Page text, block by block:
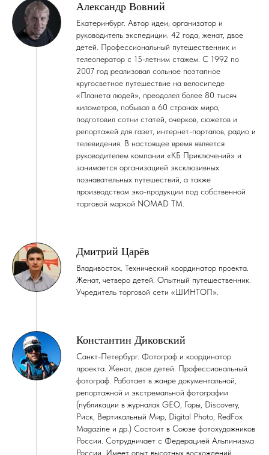
Александр Вовний
Екатеринбург. Автор идеи, организатор и
руководитель экспедиции. 42 года, женат, двое
детей. Профессиональный путешественник и
телеоператор с 15-летним стажем. С 1992 по
2007 год реализовал сольное поэтапное
кругосветное путешествие на велосипеде
«Планета людей», преодолел более 80 тысяч
километров, побывал в 60 странах мира,
подготовил сотни статей, очерков, сюжетов и
репортажей для газет, интернет-порталов, радио и
телевидения. В настоящее время является
руководителем компании «КБ Приключений» и
занимается организацией эксклюзивных
познавательных путешествий, а также
производством эко-продукции под собственной
торговой маркой NOMAD TM.
Дмитрий Царёв
Владивосток. Технический координатор проекта.
Женат, четверо детей. Опытный путешественник.
Учредитель торговой сети «ШИНТОП».
Константин Диковский
Санкт-Петербург. Фотограф и координатор
проекта. Женат, двое детей. Профессиональный
фотограф. Работает в жанре документальной,
репортажной и экстремальной фотографии
(публикации в журналах GEO, Горы, Discovery,
Риск, Вертикальный Мир, Digital Photo, RedFox
Magazine и др.) Состоит в Союзе фотохудожников
России. Сотрудничает с Федерацией Альпинизма
России. Имеет опыт высотных восхождений.